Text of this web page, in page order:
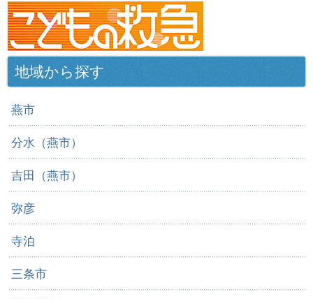
地域から探す
燕市
分水（燕市）
吉田（燕市）
弥彦
寺泊
三条市